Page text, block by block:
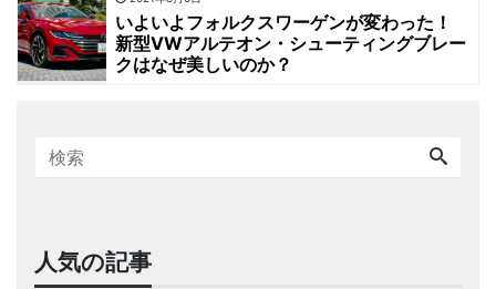
いよいよフォルクスワーゲンが変わった！
新型VWアルテオン・シューティングブレー
クはなぜ美しいのか？
人気の記事